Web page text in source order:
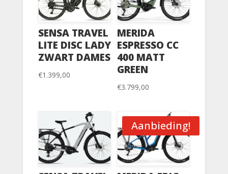
SENSA TRAVEL
LITE DISC LADY
ZWART DAMES
€1.399,00
MERIDA
ESPRESSO CC
400 MATT
GREEN
€3.799,00
Aanbieding!